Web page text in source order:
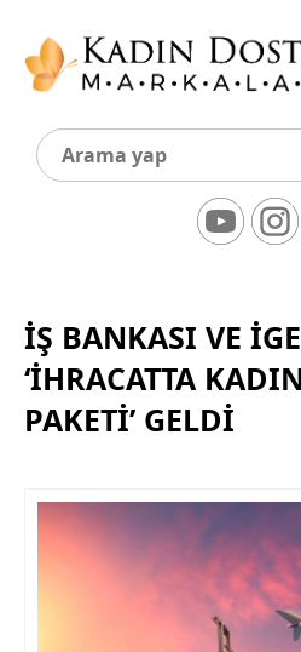
İŞ BANKASI VE
‘İHRACATTA
PAKETI’ GELDI